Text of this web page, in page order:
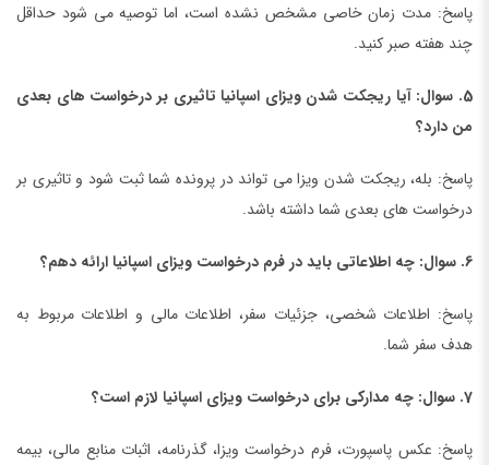
پاسخ: مدت زمان خاصی مشخص نشده است، اما توصیه می شود حداقل
چند هفته صبر کنید.
5. سوال: آیا ریجکت شدن ویزای اسپانیا تاثیری بر درخواست های بعدی
من دارد؟
پاسخ: بله، ریجکت شدن ویزا می تواند در پرونده شما ثبت شود و تاثیری بر
درخواست های بعدی شما داشته باشد.
6. سوال: چه اطلاعاتی باید در فرم درخواست ویزای اسپانیا ارائه دهم؟
پاسخ: اطلاعات شخصی، جزئیات سفر، اطلاعات مالی و اطلاعات مربوط به
هدف سفر شما.
7. سوال: چه مدارکی برای درخواست ویزای اسپانیا لازم است؟
پاسخ: عکس پاسپورت، فرم درخواست ویزا، گذرنامه، اثبات منابع مالی، بیمه